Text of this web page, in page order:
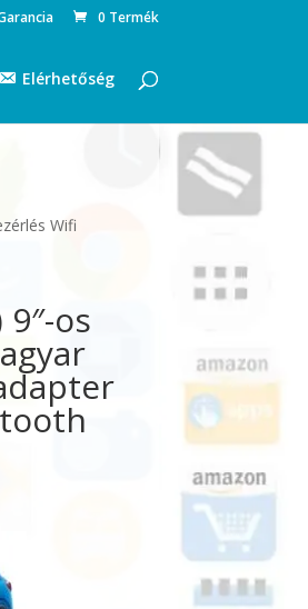
0 Termék
Elérhetőség
Wifi
os